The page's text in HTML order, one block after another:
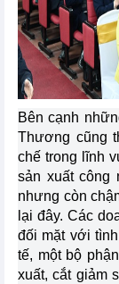
Bên cạnh
Thương cũng
chế trong lĩnh
sản xuất công
nhưng còn
lại đây. Các
đối mặt với
tế, một bộ
xuất, cắt giảm